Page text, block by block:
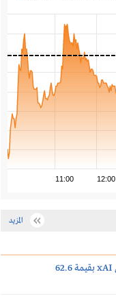
11:00 12:00
المزيد
ساسكو تحقق ربح فرق تقييم من استثمارها في xAI بقيمة 62.6